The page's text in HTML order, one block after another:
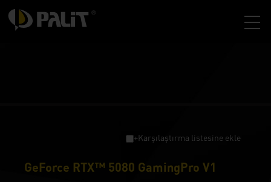
+Karşılaştırma listesine ekle
GeForce RTX™ 5080 GamingPro V1